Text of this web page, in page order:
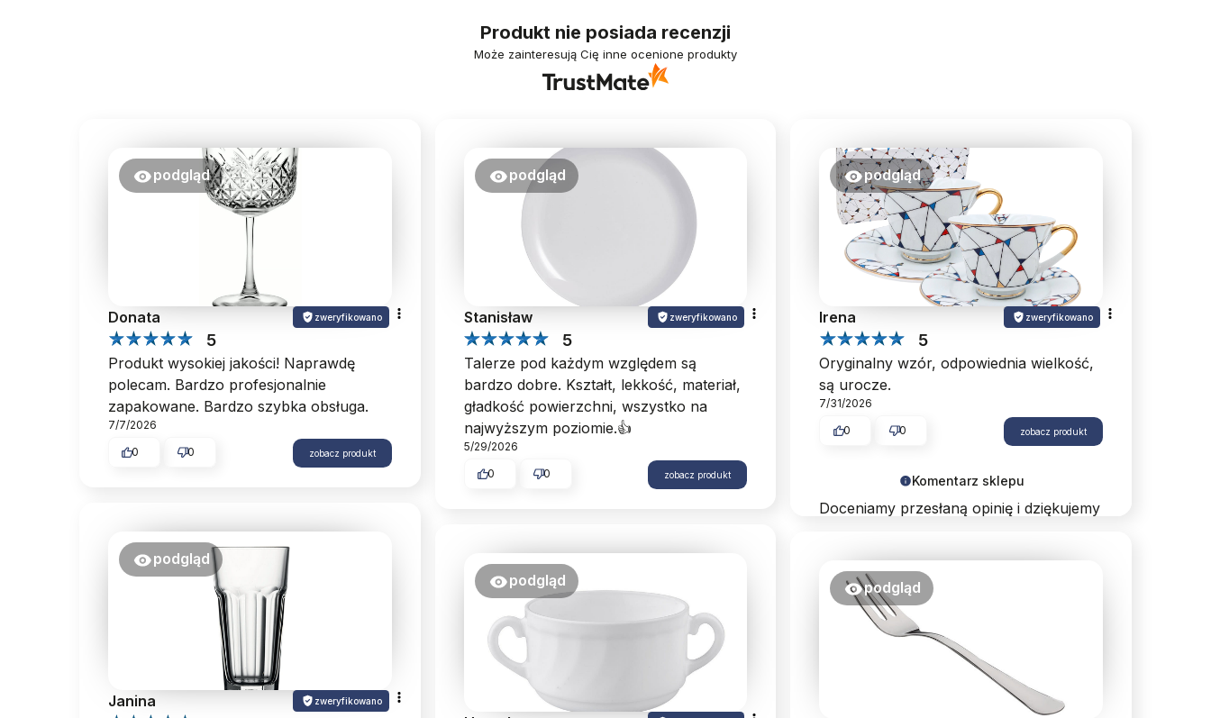
Produkt nie posiada recenzji
Może zainteresują Cię inne ocenione produkty
podgląd
Donata zweryfikowano
5
Produkt wysokiej jakości! Naprawdę
polecam. Bardzo profesjonalnie
zapakowane. Bardzo szybka obsługa.
7/7/2026
0 0 zobacz produkt
podgląd
Stanisław zweryfikowano
5
Talerze pod każdym względem są
bardzo dobre. Kształt, lekkość, materiał,
gładkość powierzchni, wszystko na
najwyższym poziomie.👍️
5/29/2026
0 0 zobacz produkt Komentarz sklepu
Doceniamy przesłaną opinię i dziękujemy
na każdym etapie był w pełni
komfortowy. Zapraszamy do
ponownych odwiedzin.
podgląd
Irena zweryfikowano
5
Oryginalny wzór, odpowiednia wielkość,
są urocze.
7/31/2026
0 0 zobacz produkt
podgląd
Janina zweryfikowano
podgląd podgląd